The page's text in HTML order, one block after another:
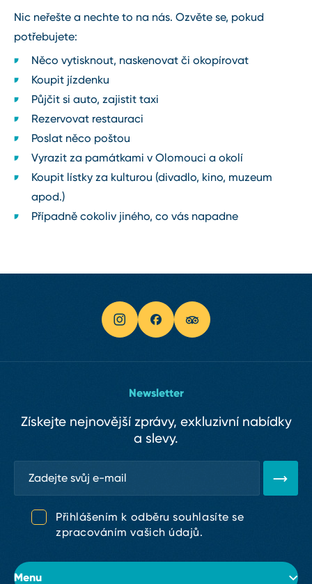
Nic neřešte a nechte to na nás. Ozvěte se, pokud
potřebujete:
Něco vytisknout, naskenovat či okopírovat
Koupit jízdenku
Půjčit si auto, zajistit taxi
Rezervovat restauraci
Poslat něco poštou
Vyrazit za památkami v Olomouci a okolí
Koupit lístky za kulturou (divadlo, kino, muzeum
apod.)
Případně cokoliv jiného, co vás napadne
Menu
Newsletter
Získejte nejnovější zprávy, exkluzivní nabídky
a slevy.
Přihlášením k odběru souhlasíte se
zpracováním vašich údajů.